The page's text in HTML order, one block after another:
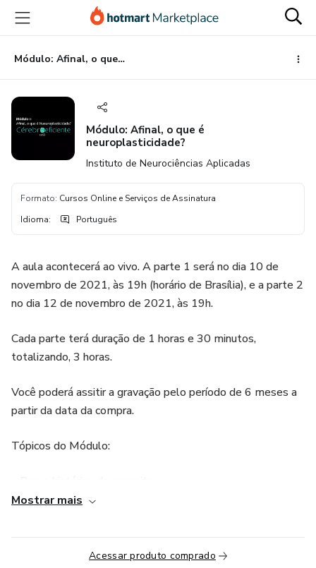
para
conteúdo
principal
para
pagamento
para
rodapé
Módulo: Afinal, o que é neuroplasticidade?
Módulo: Afinal, o que é
neuroplasticidade?
Instituto de Neurociências Aplicadas
Formato: Cursos Online e Serviços de Assinatura
Idioma: Português
A aula acontecerá ao vivo. A parte 1 será no dia 10 de
novembro de 2021, às 19h (horário de Brasília), e a parte 2
no dia 12 de novembro de 2021, às 19h.
Cada parte terá duração de 1 horas e 30 minutos,
totalizando, 3 horas.
Você poderá assitir a gravação pelo período de 6 meses a
partir da data da compra.
Tópicos do Módulo:
– Tipos de neuroplasticidade
Mostrar mais
Acessar produto comprado